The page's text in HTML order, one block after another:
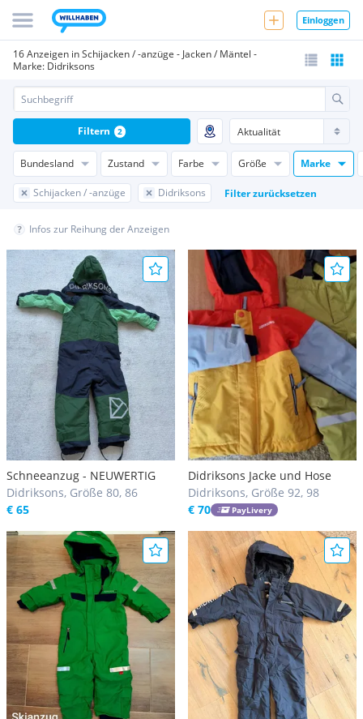
Einloggen
16 Anzeigen in Schijacken / -anzüge - Jacken / Mäntel -
Marke: Didriksons
Bundesland Zustand Farbe Größe Marke
Schijacken / -anzüge Didriksons Filter zurücksetzen
Filtern 2
Infos zur Reihung der Anzeigen
Schneeanzug - NEUWERTIG
Didriksons, Größe 80, 86
€ 65
Didriksons Jacke und Hose
Didriksons, Größe 92, 98
€ 70
PayLivery